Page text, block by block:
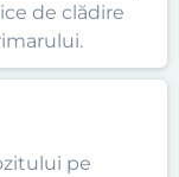
de clădire
pe